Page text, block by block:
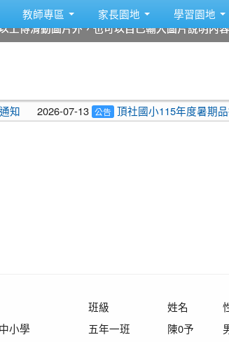
教師專區 家長園地 學習園地
傳滑動圖片外，也可以自己輸入圖片說明內
傳滑動圖片外，也可以自己輸入圖片說明內
傳滑動圖片外，也可以自己輸入圖片說明內
傳滑動圖片外，也可以自己輸入圖片說明內
傳滑動圖片外，也可以自己輸入圖片說明內
傳滑動圖片外，也可以自己輸入圖片說明內
2026-07-13 公告 頂社國小115年度暑期品德高
班級 姓名
小學 五年一班 陳0予